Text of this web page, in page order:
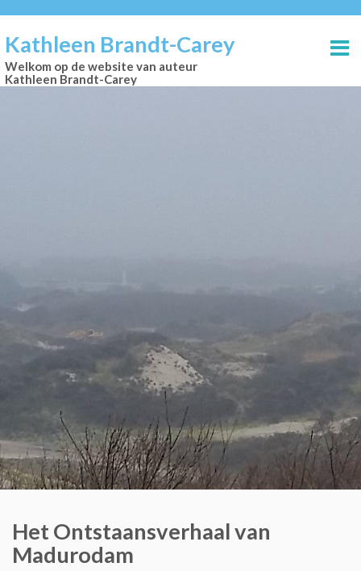
Kathleen Brandt-Carey
Welkom op de website van auteur
Kathleen Brandt-Carey
Het Ontstaansverhaal van
Madurodam